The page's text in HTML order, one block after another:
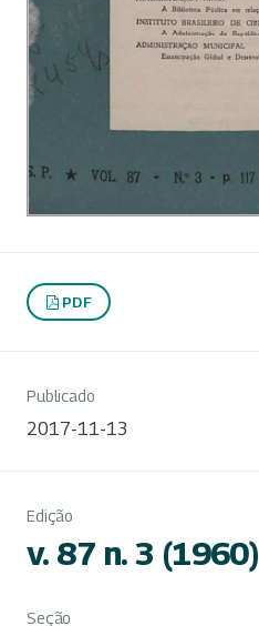
PDF
Publicado
2017-11-13
Edição
v. 87 n. 3 (1960)
Seção